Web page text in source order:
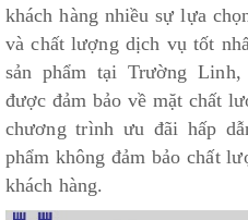
khách hàng nhiều sự lựa
và chất lượng dịch vụ tốt
sản phẩm tại Trường
được đảm bảo về mặt chất
chương trình ưu đãi hấp
phẩm không đảm bảo chất
khách hàng.